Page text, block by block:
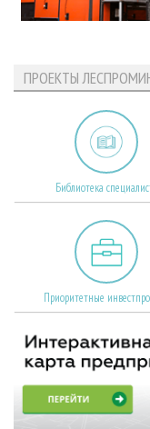
ПРОЕКТЫ
Библиотека
Приоритетные